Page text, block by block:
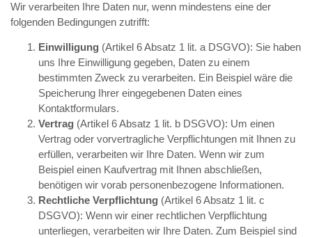
Wir verarbeiten Ihre Daten nur, wenn mindestens eine der
folgenden Bedingungen zutrifft:
Einwilligung (Artikel 6 Absatz 1 lit. a DSGVO): Sie haben
uns Ihre Einwilligung gegeben, Daten zu einem
bestimmten Zweck zu verarbeiten. Ein Beispiel wäre die
Speicherung Ihrer eingegebenen Daten eines
Kontaktformulars.
Vertrag (Artikel 6 Absatz 1 lit. b DSGVO): Um einen
Vertrag oder vorvertragliche Verpflichtungen mit Ihnen zu
erfüllen, verarbeiten wir Ihre Daten. Wenn wir zum
Beispiel einen Kaufvertrag mit Ihnen abschließen,
benötigen wir vorab personenbezogene Informationen.
Rechtliche Verpflichtung (Artikel 6 Absatz 1 lit. c
DSGVO): Wenn wir einer rechtlichen Verpflichtung
unterliegen, verarbeiten wir Ihre Daten. Zum Beispiel sind